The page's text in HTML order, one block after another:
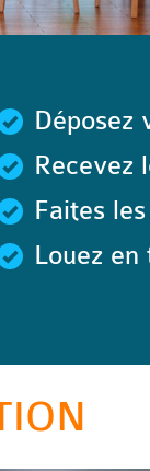
Déposez
Recevez
Faites
Louez